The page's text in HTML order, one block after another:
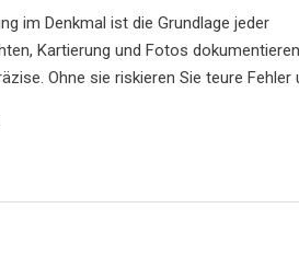
im Denkmal ist die Grundlage jeder
Kartierung und Fotos dokumentieren
Ohne sie riskieren Sie teure Fehler